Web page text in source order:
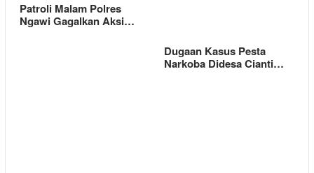
Patroli Malam Polres
Ngawi Gagalkan Aksi…
Dugaan Kasus Pesta
Narkoba Didesa Cianti…